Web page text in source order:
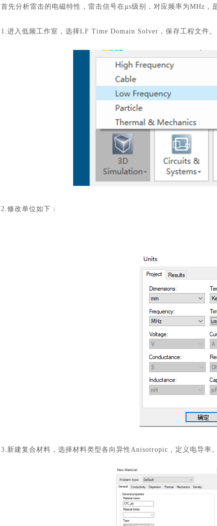
首先分析雷击的电磁特性，雷击信号在µs级别，对应频率为MHz，
1.进入低频工作室，选择LF Time Domain Solver，保存工程文件。
2.修改单位如下：
3.新建复合材料，选择材料类型各向异性Anisotropic，定义电导率